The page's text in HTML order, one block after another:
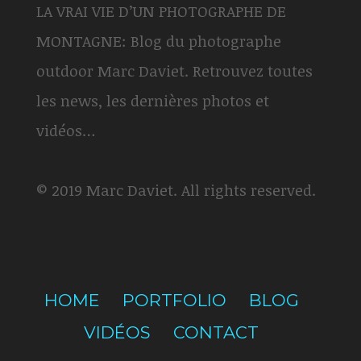
LA VRAI VIE D’UN PHOTOGRAPHE DE
MONTAGNE: Blog du photographe
outdoor Marc Daviet. Retrouvez toutes
les news, les dernières photos et
vidéos…
© 2019 Marc Daviet. All rights reserved.
HOME PORTFOLIO
BLOG
VIDÉOS
CONTACT